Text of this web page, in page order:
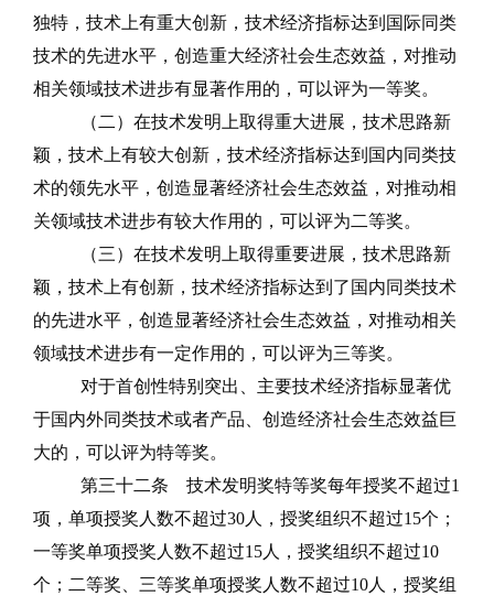
独特，技术上有重大创新，技术经济指标达到国际同类
技术的先进水平，创造重大经济社会生态效益，对推动
相关领域技术进步有显著作用的，可以评为一等奖。
（二）在技术发明上取得重大进展，技术思路新
颖，技术上有较大创新，技术经济指标达到国内同类技
术的领先水平，创造显著经济社会生态效益，对推动相
关领域技术进步有较大作用的，可以评为二等奖。
（三）在技术发明上取得重要进展，技术思路新
颖，技术上有创新，技术经济指标达到了国内同类技术
的先进水平，创造显著经济社会生态效益，对推动相关
领域技术进步有一定作用的，可以评为三等奖。
对于首创性特别突出、主要技术经济指标显著优
于国内外同类技术或者产品、创造经济社会生态效益巨
大的，可以评为特等奖。
第三十二条
技术发明奖特等奖每年授奖不超过1
项，单项授奖人数不超过30人，授奖组织不超过15个；
一等奖单项授奖人数不超过15人，授奖组织不超过10
个；二等奖、三等奖单项授奖人数不超过10人，授奖组